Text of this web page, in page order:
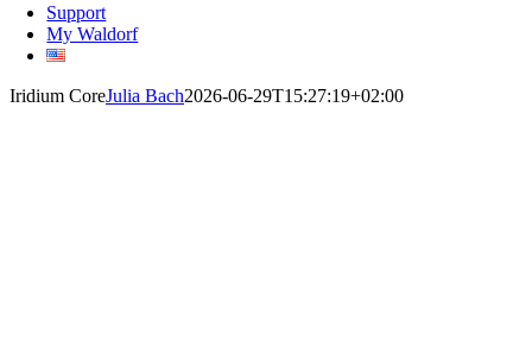
Support
My Waldorf
Iridium CoreJulia Bach2026-06-29T15:27:19+02:00